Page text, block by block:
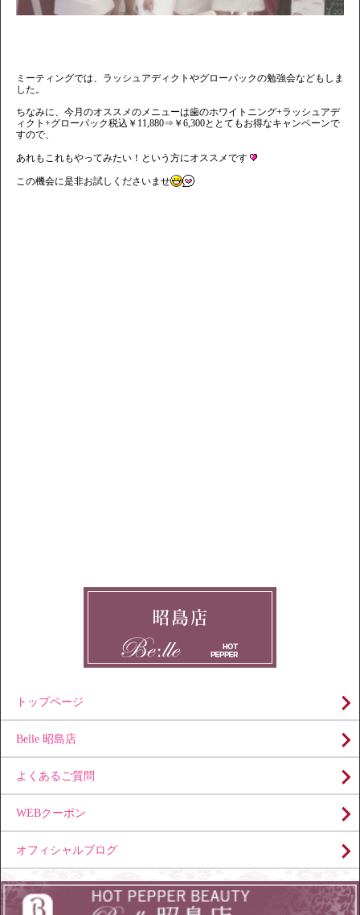
ミーティングでは、ラッシュアディクトやグローパックの勉強会などもしま
した。
ちなみに、今月のオススメのメニューは歯のホワイトニング+ラッシュアデ
ィクト+グローパック税込￥11,880⇒￥6,300ととてもお得なキャンペーンで
すので、
あれもこれもやってみたい！という方にオススメです
この機会に是非お試しくださいませ
トップページ
Belle 昭島店
よくあるご質問
WEBクーポン
オフィシャルブログ
Copyright (C) 美肌・脱毛エステサロン Belle（ベール）